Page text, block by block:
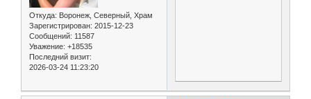
Откуда: Воронеж, Северный, Храм
Зарегистрирован: 2015-12-23
Сообщений: 11587
Уважение: +18535
Последний визит:
2026-03-24 11:23:20